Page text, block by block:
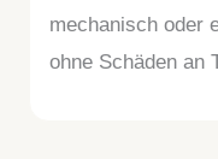
mechanisch oder
ohne Schäden an